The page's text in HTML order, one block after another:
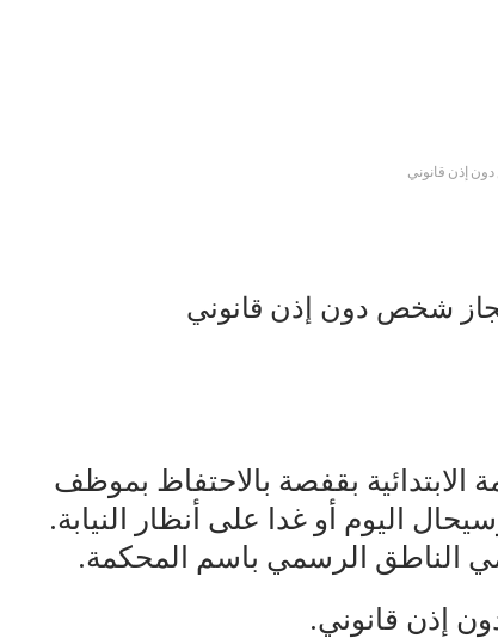
إذن قانوني
شخص دون إذن قانوني
الابتدائية بقفصة بالاحتفاظ بموظف
اليوم أو غدا على أنظار النيابة.
الناطق الرسمي باسم المحكمة.
إذن قانوني.